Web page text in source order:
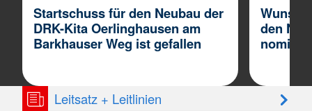
Startschuss für den Neubau der
DRK-Kita Oerlinghausen am
Barkhauser Weg ist gefallen
den
Leitsatz + Leitlinien